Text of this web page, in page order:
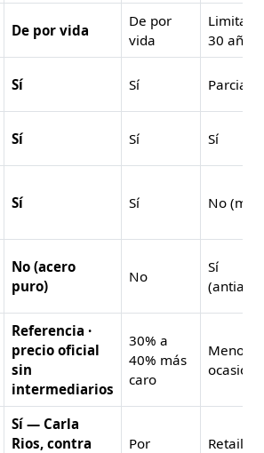
De por vida
De por
vida
30 años)
Sí Sí Parcial
Sí Sí Sí
Sí Sí No
No (acero
puro)
No
Sí
Referencia ·
precio oficial
sin
intermediarios
30% a
40% más
caro
Menor ·
Sí — Carla
Rios, contra
Por
Retail /